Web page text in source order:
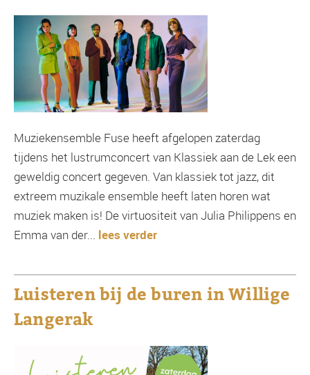
Muziekensemble Fuse heeft afgelopen zaterdag
tijdens het lustrumconcert van Klassiek aan de Lek een
geweldig concert gegeven. Van klassiek tot jazz, dit
extreem muzikale ensemble heeft laten horen wat
muziek maken is! De virtuositeit van Julia Philippens en
Emma van der... lees verder
Luisteren bij de buren in Willige
Langerak